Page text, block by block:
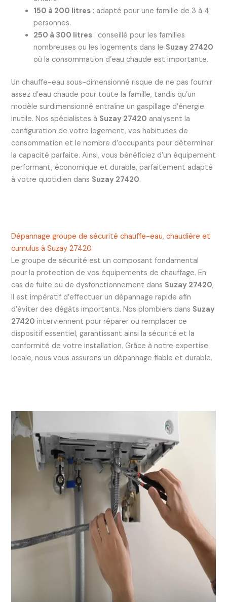
150 à 200 litres: adapté pour une famille de 3 à 4
personnes.
250 à 300 litres: conseillé pour les familles
nombreuses ou les logements dans le Suzay 27420
où la consommation d’eau chaude est importante.
Un chauffe-eau sous-dimensionné risque de ne pas fournir
assez d’eau chaude pour toute la famille, tandis qu’un
modèle surdimensionné entraîne un gaspillage d’énergie
inutile. Nos spécialistes à Suzay 27420 analysent la
configuration de votre logement, vos habitudes de
consommation et le nombre d’occupants pour déterminer
la capacité parfaite. Ainsi, vous bénéficiez d’un équipement
performant, économique et durable, parfaitement adapté
à votre quotidien dans Suzay 27420.
Dépannage groupe de sécurité chauffe-eau, chaudière et
cumulus à Suzay 27420
Le groupe de sécurité est un composant fondamental
pour la protection de vos équipements de chauffage. En
cas de fuite ou de dysfonctionnement dans Suzay 27420,
il est impératif d’effectuer un dépannage rapide afin
d’éviter des dégâts importants. Nos plombiers dans Suzay
27420 interviennent pour réparer ou remplacer ce
dispositif essentiel, garantissant ainsi la sécurité et la
conformité de votre installation. Grâce à notre expertise
locale, nous vous assurons un dépannage fiable et durable.